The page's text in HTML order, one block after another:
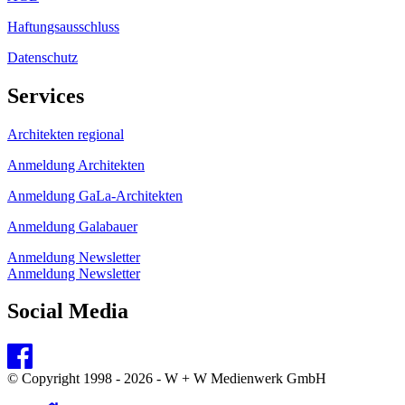
Haftungsausschluss
Datenschutz
Services
Architekten regional
Anmeldung Architekten
Anmeldung GaLa-Architekten
Anmeldung Galabauer
Anmeldung Newsletter
Anmeldung Newsletter
Social Media
© Copyright 1998 - 2026 - W + W Medienwerk GmbH